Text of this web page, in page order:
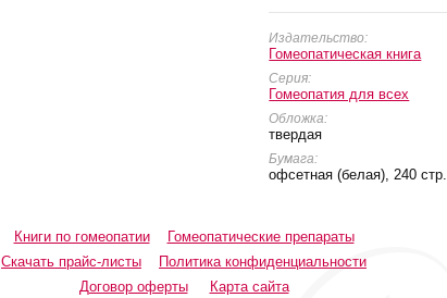
Издательство:
Гомеопатическая книга
Серия:
Гомеопатия для всех
Обложка:
твердая
Бумага:
офсетная (белая), 240 стр.
Книги по гомеопатии
Гомеопатические препараты
Скачать прайс-листы
Политика конфиденциальности
Договор оферты
Карта сайта